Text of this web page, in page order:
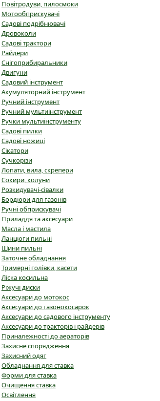
Повітродуви, пилосмоки
Мотообприскувачі
Садові подрібнювачі
Дровоколи
Садові трактори
Райдери
Снігоприбиральники
Двигуни
Садовий інструмент
Акумуляторний інструмент
Ручний інструмент
Ручний мультиінструмент
Ручки мультиінструменту
Садові пилки
Садові ножиці
Сікатори
Сучкорізи
Лопати, вила, скрепери
Сокири, колуни
Розкидувачі-сівалки
Бордюри для газонів
Ручні обприскувачі
Приладдя та аксесуари
Масла і мастила
Ланцюги пильні
Шини пильні
Заточне обладнання
Тримерні голівки, касети
Ліска косильна
Ріжучі диски
Аксесуари до мотокос
Аксесуари до газонокосарок
Аксесуари до садового інструменту
Аксесуари до тракторів і райдерів
Приналежності до аераторів
Захисне спорядження
Захисний одяг
Обладнання для ставка
Форми для ставка
Очищення ставка
Освітлення